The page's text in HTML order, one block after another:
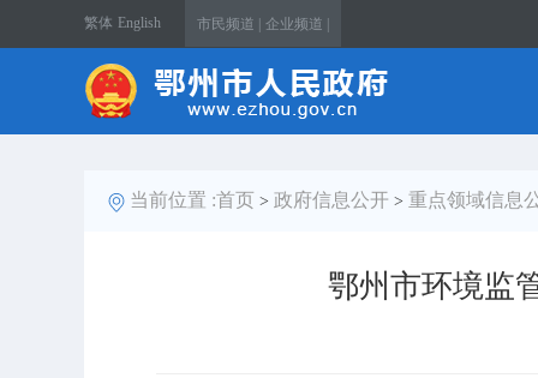
繁体 English 市民频道 | 企业频道 |
当前位置 :首页 > 政府信息公开 > 重点领域信息
鄂州市环境监